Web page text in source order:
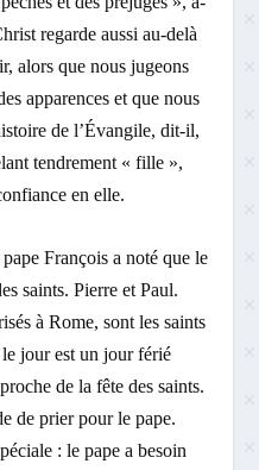
regarde aussi au-delà
alors que nous jugeons
apparences et que nous
de l’Évangile, dit-il,
tendrement « fille »,
en elle.
François a noté que le
saints. Pierre et Paul.
à Rome, sont les saints
jour est un jour férié
de la fête des saints.
de prier pour le pape.
: le pape a besoin